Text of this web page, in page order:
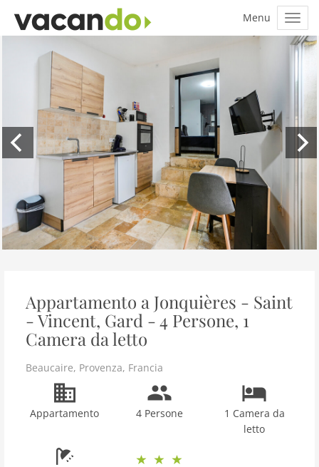
Appartamento a Jonquières - Saint
- Vincent, Gard - 4 Persone, 1
Camera da letto
Beaucaire, Provenza, Francia
Appartamento 4 Persone
1 Camera da
letto